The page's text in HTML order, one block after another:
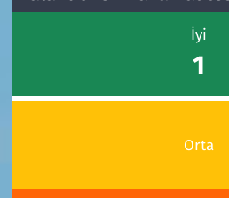
İyi
1
Orta